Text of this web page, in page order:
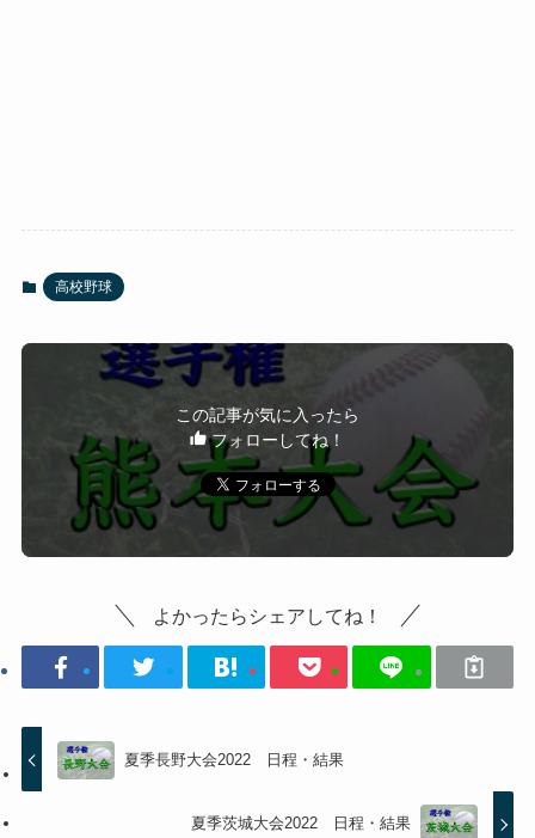
高校野球
この記事が気に入ったら
フォローしてね！
よかったらシェアしてね！
夏季長野大会2022 日程・結果
夏季茨城大会2022 日程・結果